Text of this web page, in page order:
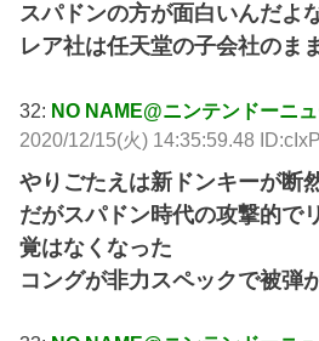
スパドンの方が面白いんだよ
レア社は任天堂の子会社のま
32: NO NAME@ニンテンドーニ
2020/12/15(火) 14:35:59.48
やりごたえは新ドンキーが断
だがスパドン時代の攻撃的で
覚はなくなった
コングが非力スペックで被弾